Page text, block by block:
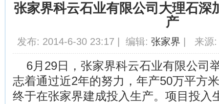
张家界科云石业有限公司大理石深
产
发布: 2014-6-30 23:17 | 编辑: 张家界 | 来源:
6月29日，张家界科云石业有限公司
志着通过近2年的努力，年产50万平方
终于在张家界建成投入生产。项目投入